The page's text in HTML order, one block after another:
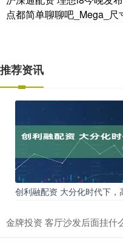
点都简单聊聊吧_Mega_尺
推荐资讯
创利融配资 大分化时代下，
金牌投资 客厅沙发后面挂什